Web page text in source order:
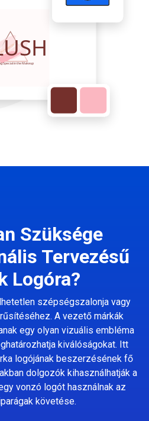
Szüksége
Tervezésű
Logóra?
szépségszalonja vagy
A vezető márkák
egy olyan vizuális embléma
kiválóságokat. Itt
logójának beszerzésének fő
dolgozók kihasználhatják a
vonzó logót használnak az
követése.